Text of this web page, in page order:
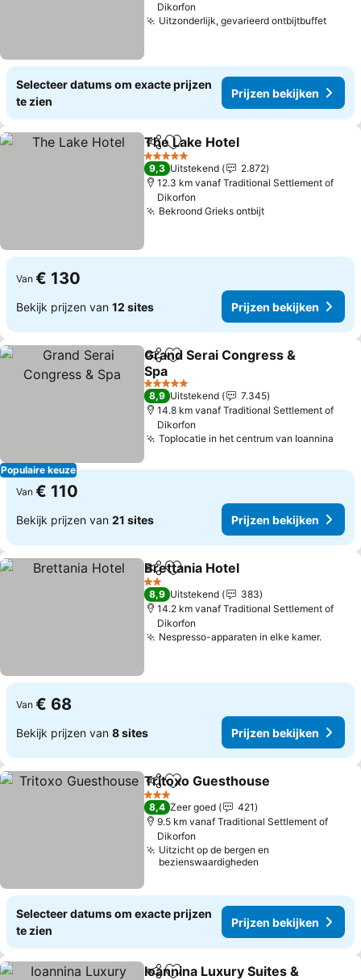
Dikorfon
Uitzonderlijk, gevarieerd ontbijtbuffet
Selecteer datums om exacte prijzen
te zien
Prijzen bekijken
DelenToevoegen aan favorieten
The Lake Hotel
5 Sterren
9,3 Uitstekend
2.872
12.3 km vanaf Traditional Settlement of
Dikorfon
Bekroond Grieks ontbijtPrijzen bekijken
Van € 130
Bekijk prijzen van 12 sites Prijzen bekijken
Populaire keuze
DelenToevoegen aan favorieten
Grand Serai Congress &
Spa
Prijzen bekijken
5 Sterren
8,9 Uitstekend
7.345
14.8 km vanaf Traditional Settlement of
Dikorfon
Toplocatie in het centrum van Ioannina
Van € 110
Bekijk prijzen van 21 sites Prijzen bekijken
DelenToevoegen aan favorieten
Brettania Hotel
2 Sterren
8,9 Uitstekend
383
14.2 km vanaf Traditional Settlement of
Dikorfon
Nespresso-apparaten in elke kamer.
Van € 68
Bekijk prijzen van 8 sites Prijzen bekijken
DelenToevoegen aan favorieten
Tritoxo Guesthouse
3 Sterren
8,4 Zeer goed
421
9.5 km vanaf Traditional Settlement of
Dikorfon
Uitzicht op de bergen en
bezienswaardigheden
Selecteer datums om exacte prijzen
te zien
Prijzen bekijken
Ioannina Luxury Suites &